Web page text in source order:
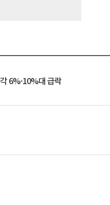
6%·10%대 급락